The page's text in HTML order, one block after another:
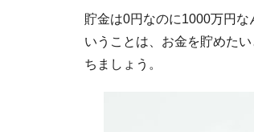
貯金は0円なのに1000万円
いうことは、お金を貯めた
ちましょう。